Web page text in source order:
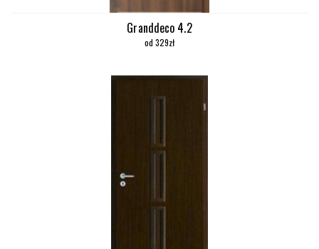
Granddeco 4.2
od 329zł